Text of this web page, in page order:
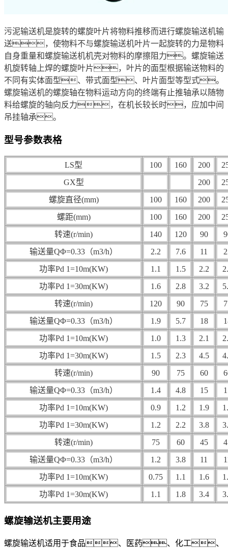
污泥输送机是旋转的螺旋叶片将物料推移而进行螺旋输送机输
送，使物料不与螺旋输送机叶片一起旋转的力是物料
自身重量和螺旋输送机机壳对物料的摩擦阻力。螺旋输送
机旋转轴上焊的螺旋叶片，叶片的面型根据输送物料的
不同有实体面型、带式面型、叶片面型等型式。
螺旋输送机的螺旋轴在物料运动方向的终端有止推轴承以随物
料给螺旋的轴向反力，在机长较长时，应加中间
吊挂轴承。
型号参数表格
LS型 100 160 200
GX型
200
螺旋直径(mm)
100 160 200
螺距(mm)
100 160 200
转速(r/min)
140 120 90
输送量QΦ=0.33（m3/h）
2.2 7.6 11
功率Pd 1=10m(KW)
1.1 1.5 2.2
功率Pd 1=30m(KW)
1.6 2.8 3.2
转速(r/min)
120 90 75
输送量QΦ=0.33（m3/h）
1.9 5.7 18
功率Pd 1=10m(KW)
1.0 1.3 2.1
功率Pd 1=30m(KW)
1.5 2.3 4.5
转速(r/min)
90 75 60
输送量QΦ=0.33（m3/h）
1.4 4.8 15
功率Pd 1=10m(KW)
0.9 1.2 1.9
功率Pd 1=30m(KW)
1.2 2.2 3.8
转速(r/min)
75 60 45
输送量QΦ=0.33（m3/h）
1.2 3.8 11
功率Pd 1=10m(KW)
0.75 1.1 1.6
功率Pd 1=30m(KW)
1.1 1.8 3.4
螺旋输送机主要用途
螺旋输送机适用于食品、医药、化工、